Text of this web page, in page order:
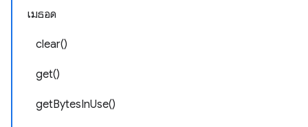
เมธอด
clear()
get()
getBytesInUse()